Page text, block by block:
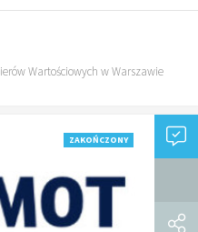
Wartościowych w Warszawie
ZAKOŃCZONY